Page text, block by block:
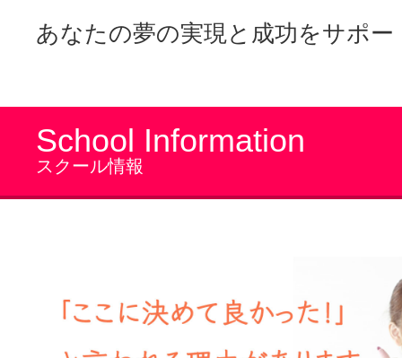
あなたの夢の実現と成功をサポ
School Information
スクール情報